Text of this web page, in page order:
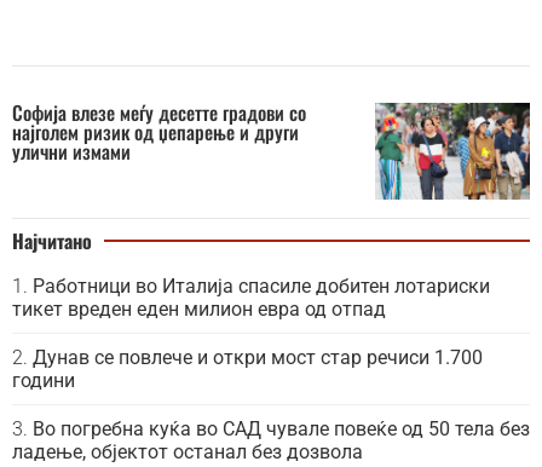
Софија влезе меѓу десетте градови со
најголем ризик од џепарење и други
улични измами
Најчитано
Работници во Италија спасиле добитен лотариски
тикет вреден еден милион евра од отпад
Дунав се повлече и откри мост стар речиси 1.700
години
Во погребна куќа во САД чувале повеќе од 50 тела без
ладење, објектот останал без дозвола